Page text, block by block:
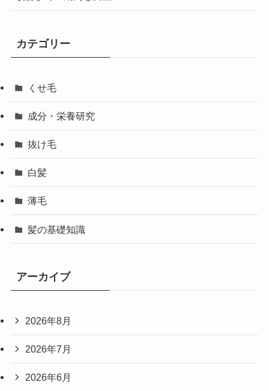
カテゴリー
くせ毛
成分・栄養研究
抜け毛
白髪
薄毛
髪の基礎知識
アーカイブ
2026年8月
2026年7月
2026年6月